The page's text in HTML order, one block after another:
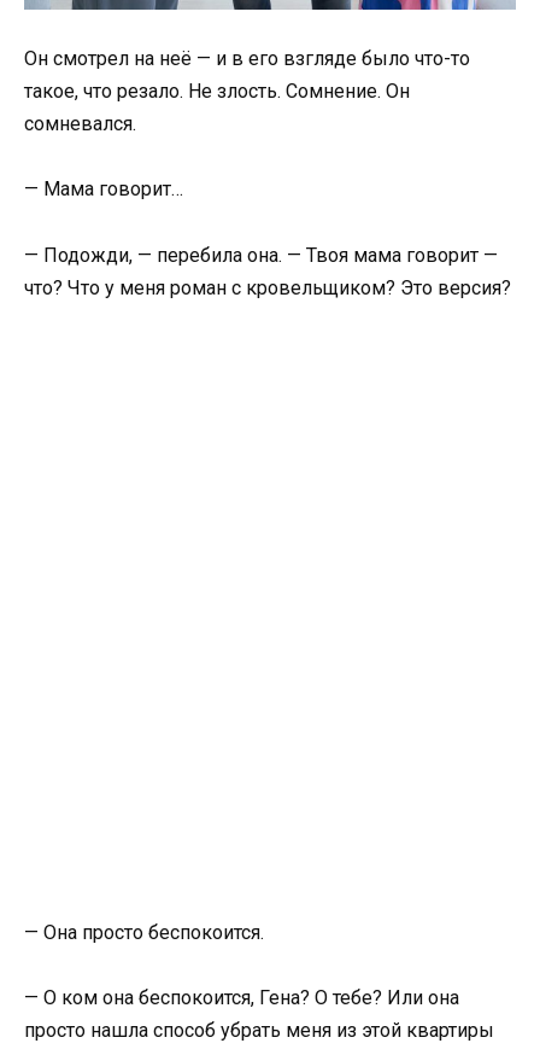
Он смотрел на неё — и в его взгляде было что-то
такое, что резало. Не злость. Сомнение. Он
сомневался.
— Мама говорит…
— Подожди, — перебила она. — Твоя мама говорит —
что? Что у меня роман с кровельщиком? Это версия?
— Она просто беспокоится.
— О ком она беспокоится, Гена? О тебе? Или она
просто нашла способ убрать меня из этой квартиры